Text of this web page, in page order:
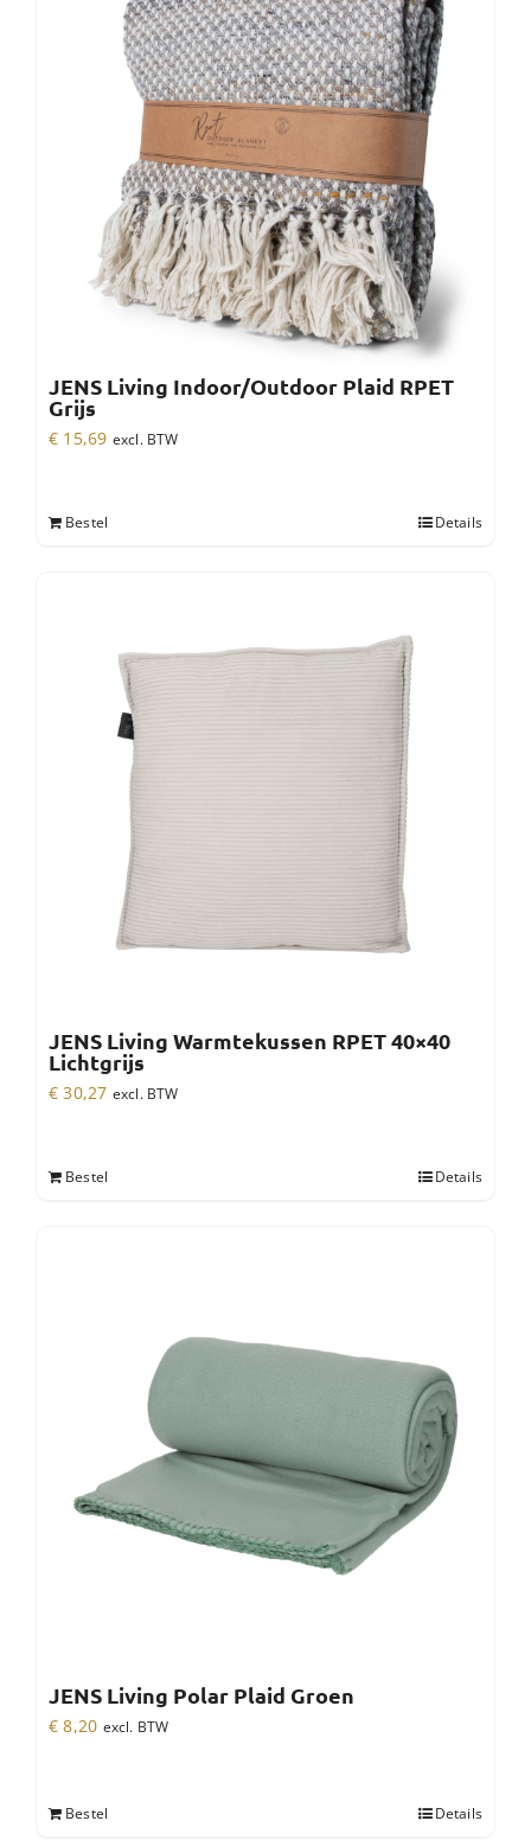
JENS Living Indoor/Outdoor Plaid RPET
Grijs
€ 15,69 excl. BTW
Bestel Details
JENS Living Warmtekussen RPET 40×40
Lichtgrijs
€ 30,27 excl. BTW
Bestel Details
JENS Living Polar Plaid Groen
€ 8,20 excl. BTW
Bestel Details